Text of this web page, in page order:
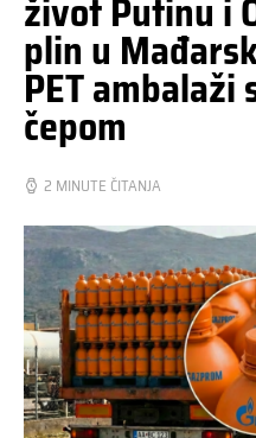
život Putinu i
plin u
PET
čepom
2 MINUTE ČITANJA